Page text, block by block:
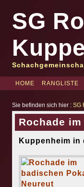
SG
HOME RANGLISTE
Sie befinden sich hier : SG
Rochade
Kuppenheim